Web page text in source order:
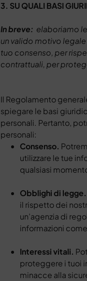
3. SU QUALI BASI
In breve: elaboriamo
un valido motivo
tuo consenso, per
contrattuali, per
Il Regolamento
spiegare le basi
personali. Pertanto,
personali:
Consenso.
utilizzare le tue
qualsiasi
Obblighi di legge.
il rispetto dei
un’agenzia di
informazioni
Interessi vitali.
proteggere i tuoi
minacce alla